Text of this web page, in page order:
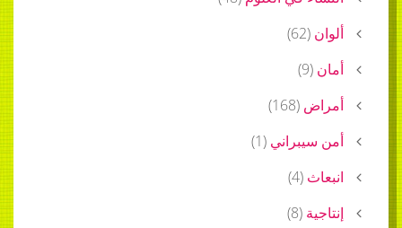
ألوان (
62
)
أمان (
9
)
أمراض (
168
)
أمن سيبراني (
1
)
انبعاث (
4
)
إنتاجية (
8
)